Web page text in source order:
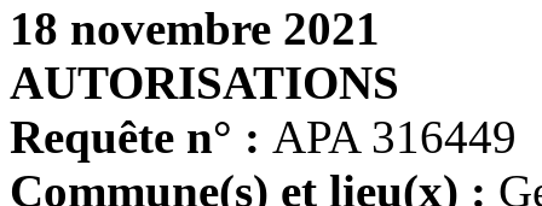
18 novembre 2021
AUTORISATIONS
Requête n° : APA 316449
Commune(s) et lieu(x) :